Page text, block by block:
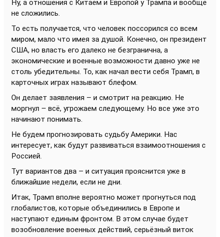
Ну, а отношения с Китаем и Европой у Трампа и вообще
не сложились.
То есть получается, что человек поссорился со всем
миром, мало что имея за душой. Конечно, он президент
США, но власть его далеко не безгранична, а
экономические и военные возможности давно уже не
столь убедительны. То, как начал вести себя Трамп, в
карточных играх называют блефом.
Он делает заявления – и смотрит на реакцию. Не
моргнул – всё, угрожаем следующему. Но все уже это
начинают понимать.
Не будем прогнозировать судьбу Америки. Нас
интересует, как будут развиваться взаимоотношения с
Россией.
Тут вариантов два – и ситуация прояснится уже в
ближайшие недели, если не дни.
Итак, Трамп вполне вероятно может прогнуться под
глобалистов, которые объединились в Европе и
наступают единым фронтом. В этом случае будет
возобновление военных действий, серьёзный виток